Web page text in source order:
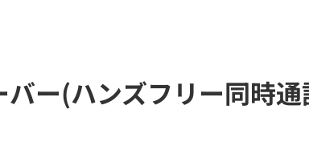
ー(ハンズフリー同時